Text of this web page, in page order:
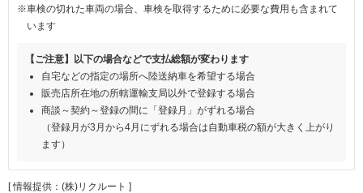
※車検の切れた車両の場合、車検を取得するために必要な費用も含まれて
います
【ご注意】以下の場合などで支払総額が変わります
自宅などの指定の場所へ陸送納車を希望する場合
販売店所在地の所轄運輸支局以外で登録する場合
商談～契約～登録の間に「登録月」がずれる場合
（登録月が3月から4月にずれる場合は自動車税の額が大きく上がり
ます）
[ 情報提供：(株)リクルート ]